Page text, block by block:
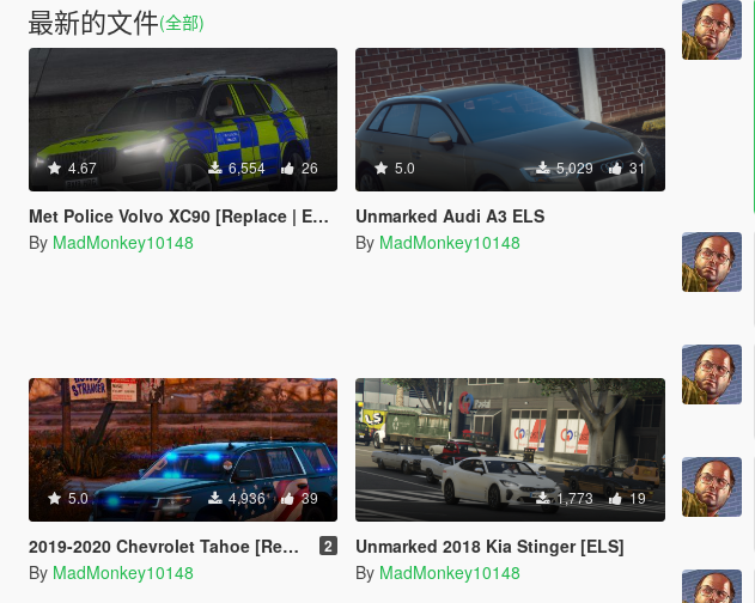
最新的文件(全部)
4.67 6,554 26
Met Police Volvo XC90 [Replace | ELS]
By MadMonkey10148
5.0 5,029 31
Unmarked Audi A3 ELS
By MadMonkey10148
5.0 4,936 39
2019-2020 Chevrolet Tahoe [Replace] [ELS] 2
By MadMonkey10148
1,773 19
Unmarked 2018 Kia Stinger [ELS]
By MadMonkey10148